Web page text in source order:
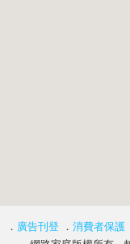
． 廣告刊登 ． 消費者保護